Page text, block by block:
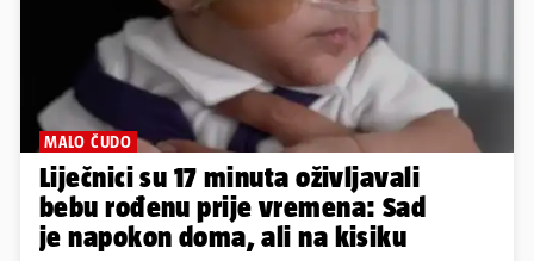
MALO ČUDO
Liječnici su 17 minuta oživljavali
bebu rođenu prije vremena: Sad
je napokon doma, ali na kisiku